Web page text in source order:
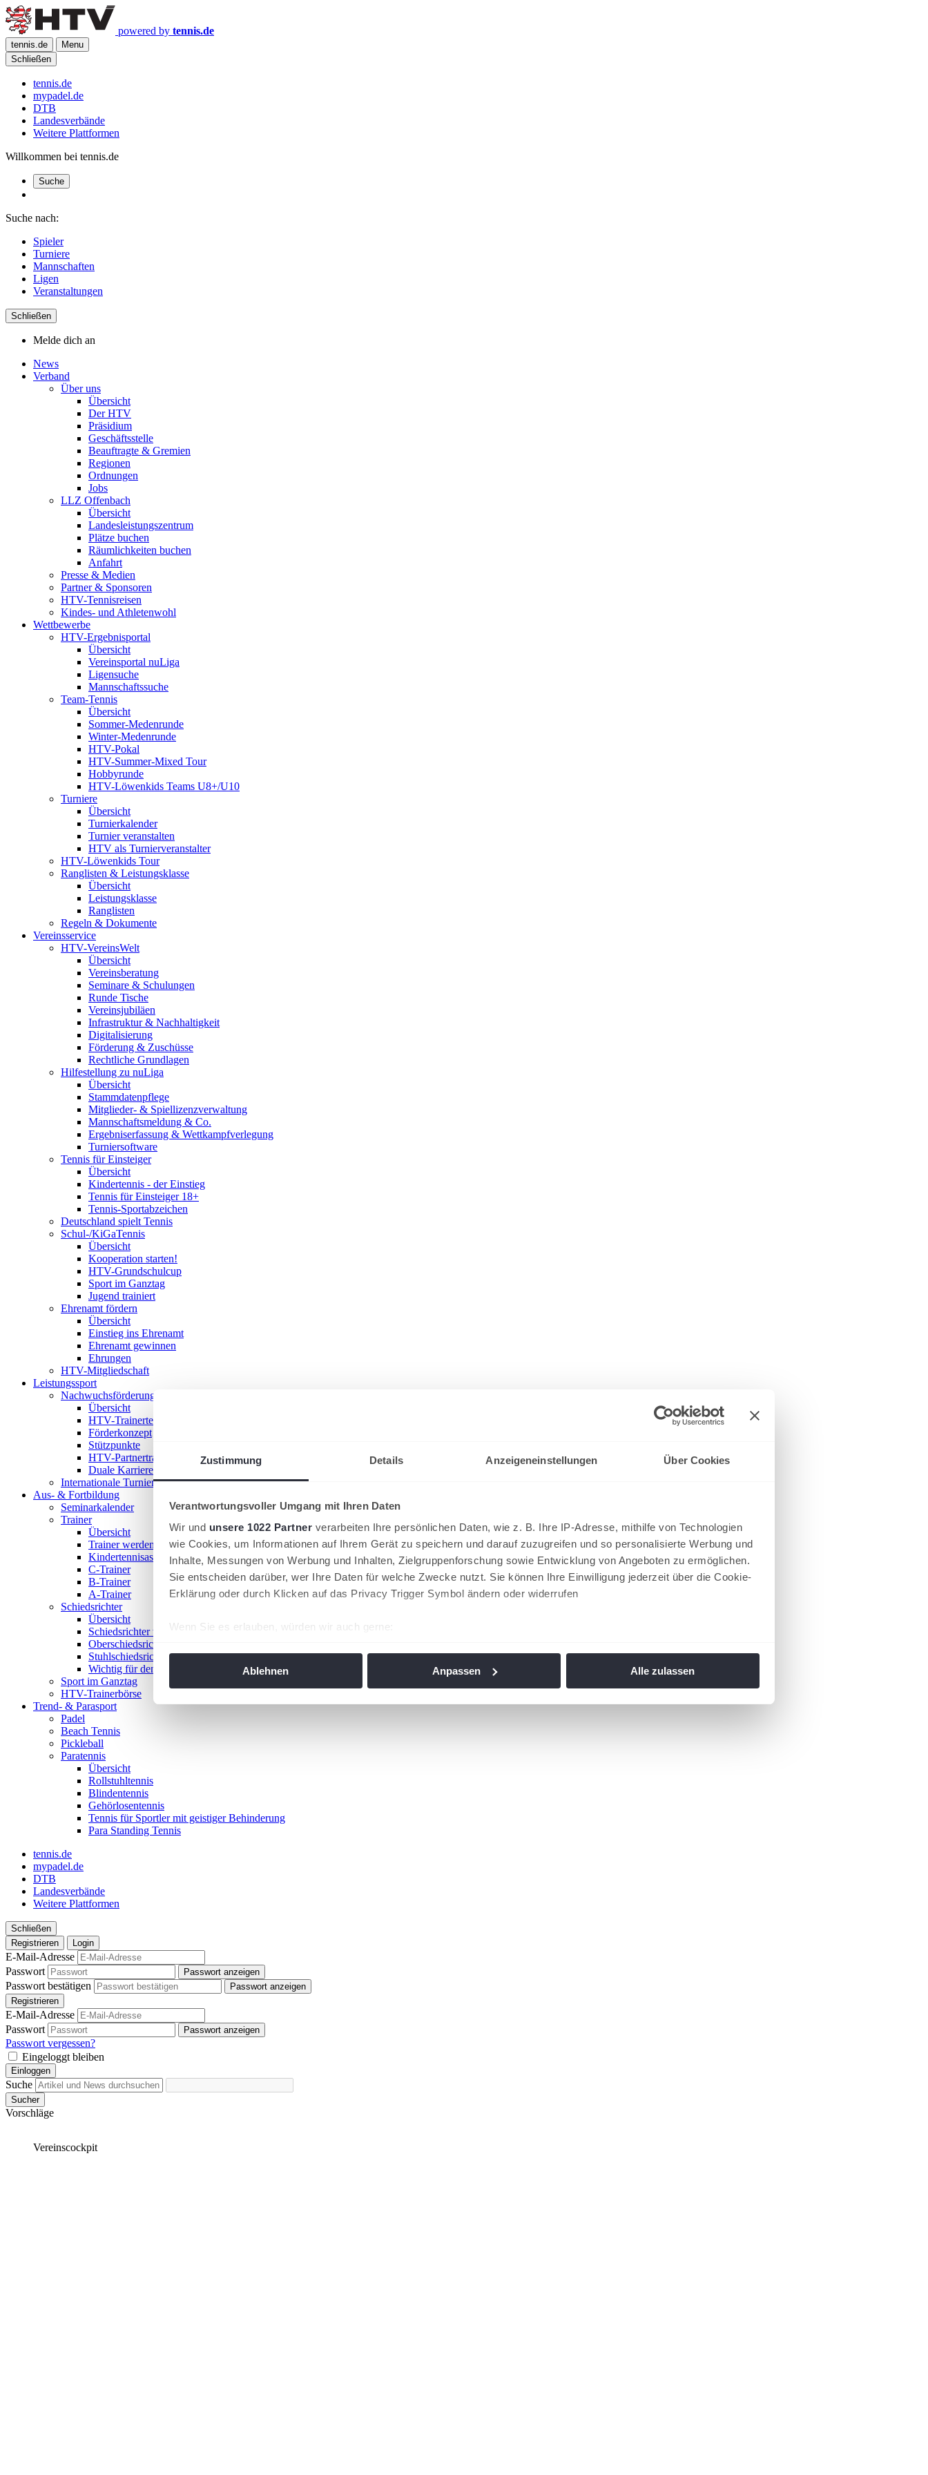
Zustimmung Details Anzeigeneinstellungen Über Cookies
Verantwortungsvoller Umgang mit Ihren Daten
Wir und unsere 1022 Partner verarbeiten Ihre persönlichen Daten, wie z. B. Ihre IP-Adresse, mithilfe von Technologien
wie Cookies, um Informationen auf Ihrem Gerät zu speichern und darauf zuzugreifen und so personalisierte Werbung und
Inhalte, Messungen von Werbung und Inhalten, Zielgruppenforschung sowie Entwicklung von Angeboten zu ermöglichen.
Sie entscheiden darüber, wer Ihre Daten für welche Zwecke nutzt. Sie können Ihre Einwilligung jederzeit über die Cookie-
Erklärung oder durch Klicken auf das Privacy Trigger Symbol ändern oder widerrufen
Wenn Sie es erlauben, würden wir auch gerne:
angepasst werden.
Ablehnen Anpassen Alle zulassen
powered by tennis.de
tennis.de
Menu
Schließen
tennis.de
mypadel.de
DTB
Landesverbände
Weitere Plattformen
Willkommen bei tennis.de
Suche
Suche nach:
Spieler
Turniere
Mannschaften
Ligen
Veranstaltungen
Schließen
Melde dich an
News
Verband
Über uns
Übersicht
Der HTV
Präsidium
Geschäftsstelle
Beauftragte & Gremien
Regionen
Ordnungen
Jobs
LLZ Offenbach
Übersicht
Landesleistungszentrum
Plätze buchen
Räumlichkeiten buchen
Anfahrt
Presse & Medien
Partner & Sponsoren
HTV-Tennisreisen
Kindes- und Athletenwohl
Wettbewerbe
HTV-Ergebnisportal
Übersicht
Vereinsportal nuLiga
Ligensuche
Mannschaftssuche
Team-Tennis
Übersicht
Sommer-Medenrunde
Winter-Medenrunde
HTV-Pokal
HTV-Summer-Mixed Tour
Hobbyrunde
HTV-Löwenkids Teams U8+/U10
Turniere
Übersicht
Turnierkalender
Turnier veranstalten
HTV als Turnierveranstalter
HTV-Löwenkids Tour
Ranglisten & Leistungsklasse
Übersicht
Leistungsklasse
Ranglisten
Regeln & Dokumente
Vereinsservice
HTV-VereinsWelt
Übersicht
Vereinsberatung
Seminare & Schulungen
Runde Tische
Vereinsjubiläen
Infrastruktur & Nachhaltigkeit
Digitalisierung
Förderung & Zuschüsse
Rechtliche Grundlagen
Hilfestellung zu nuLiga
Übersicht
Stammdatenpflege
Mitglieder- & Spiellizenzverwaltung
Mannschaftsmeldung & Co.
Ergebniserfassung & Wettkampfverlegung
Turniersoftware
Tennis für Einsteiger
Übersicht
Kindertennis - der Einstieg
Tennis für Einsteiger 18+
Tennis-Sportabzeichen
Deutschland spielt Tennis
Schul-/KiGaTennis
Übersicht
Kooperation starten!
HTV-Grundschulcup
Sport im Ganztag
Jugend trainiert
Ehrenamt fördern
Übersicht
Einstieg ins Ehrenamt
Ehrenamt gewinnen
Ehrungen
HTV-Mitgliedschaft
Leistungssport
Nachwuchsförderung im HTV
Übersicht
HTV-Trainerteam
Förderkonzept
Stützpunkte
HTV-Partnertrainer
Duale Karriere
Internationale Turniere
Aus- & Fortbildung
Seminarkalender
Trainer
Übersicht
Trainer werden!
Kindertennisassistent
C-Trainer
B-Trainer
A-Trainer
Schiedsrichter
Übersicht
Schiedsrichter werden!
Oberschiedsrichter
Stuhlschiedsrichter
Wichtig für den Spieltag
Sport im Ganztag
HTV-Trainerbörse
Trend- & Parasport
Padel
Beach Tennis
Pickleball
Paratennis
Übersicht
Rollstuhltennis
Blindentennis
Gehörlosentennis
Tennis für Sportler mit geistiger Behinderung
Para Standing Tennis
tennis.de
mypadel.de
DTB
Landesverbände
Weitere Plattformen
Schließen
Registrieren
Login
E-Mail-Adresse
Passwort
Passwort anzeigen
Passwort bestätigen
Passwort anzeigen
Registrieren
E-Mail-Adresse
Passwort
Passwort anzeigen
Passwort vergessen?
Eingeloggt bleiben
Einloggen
Suche
Sucher
Vorschläge
Vereinscockpit